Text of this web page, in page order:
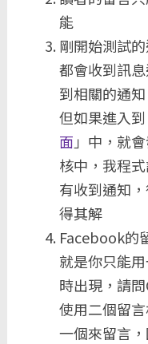
能
剛開始測試
都會收到訊
到相關的通
但如果進入
面 」中，就
核中，我程
有收到通知
得其解
Facebook的
就是你只能
時出現，請
使用二個留
一個來留言